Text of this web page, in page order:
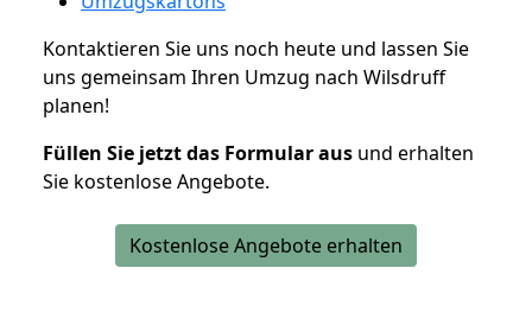
Kontaktieren Sie uns noch heute und lassen Sie
uns gemeinsam Ihren Umzug nach Wilsdruff
planen!
Füllen Sie jetzt das Formular aus und erhalten
Sie kostenlose Angebote.
Kostenlose Angebote erhalten